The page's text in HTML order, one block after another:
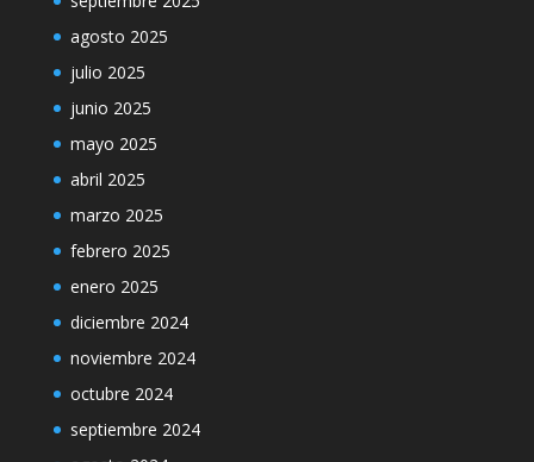
agosto 2025
julio 2025
junio 2025
mayo 2025
abril 2025
marzo 2025
febrero 2025
enero 2025
diciembre 2024
noviembre 2024
octubre 2024
septiembre 2024